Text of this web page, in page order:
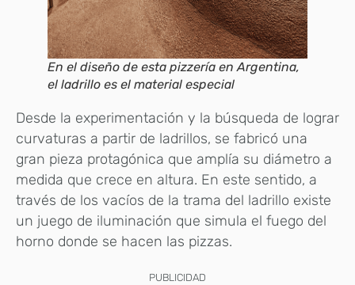
En el diseño de esta pizzería en Argentina,
el ladrillo es el material especial
Desde la experimentación y la búsqueda de lograr
curvaturas a partir de ladrillos, se fabricó una
gran pieza protagónica que amplía su diámetro a
medida que crece en altura. En este sentido, a
través de los vacíos de la trama del ladrillo existe
un juego de iluminación que simula el fuego del
horno donde se hacen las pizzas.
PUBLICIDAD